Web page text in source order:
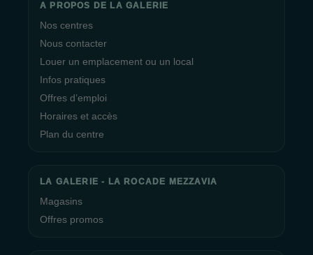
A PROPOS DE LA GALERIE
Nos centres
Nous contacter
Louer un emplacement ou un local
Infos pratiques
Offres d’emploi
Horaires et accès
Plan du centre
LA GALERIE - LA ROCADE MEZZAVIA
Magasins
Offres promos